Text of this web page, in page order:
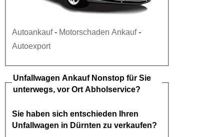
Autoankauf- Motorschaden Ankauf-
Autoexport
Unfallwagen AnkaufNonstop für Sie
unterwegs, vor Ort Abholservice?
Sie haben sich entschieden Ihren
Unfallwagen in Dürnten zu verkaufen?